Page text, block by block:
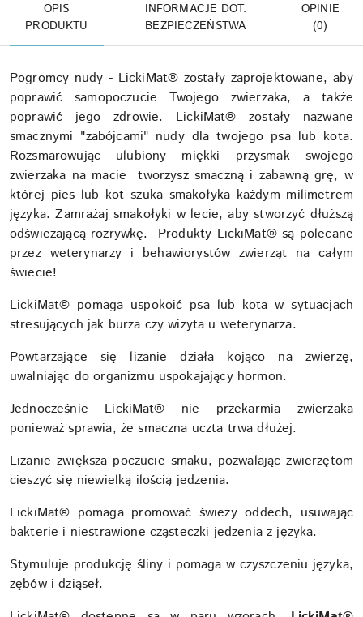
OPIS
PRODUKTU
INFORMACJE DOT.
BEZPIECZEŃSTWA
OPINIE
(0)
Pogromcy nudy - LickiMat® zostały zaprojektowane, aby
poprawić samopoczucie Twojego zwierzaka, a także
poprawić jego zdrowie. LickiMat® zostały nazwane
smacznymi "zabójcami" nudy dla twojego psa lub kota.
Rozsmarowując ulubiony miękki przysmak swojego
zwierzaka na macie tworzysz smaczną i zabawną grę, w
której pies lub kot szuka smakołyka każdym milimetrem
języka. Zamrażaj smakołyki w lecie, aby stworzyć dłuższą
odświeżającą rozrywkę. Produkty LickiMat® są polecane
przez weterynarzy i behawiorystów zwierząt na całym
świecie!
LickiMat® pomaga uspokoić psa lub kota w sytuacjach
stresujących jak burza czy wizyta u weterynarza.
Powtarzające się lizanie działa kojąco na zwierzę,
uwalniając do organizmu uspokajający hormon.
Jednocześnie LickiMat® nie przekarmia zwierzaka
ponieważ sprawia, że ​smaczna uczta trwa dłużej.
Lizanie zwiększa poczucie smaku, pozwalając zwierzętom
cieszyć się niewielką ilością jedzenia.
LickiMat® pomaga promować świeży oddech, usuwając
bakterie i niestrawione cząsteczki jedzenia z języka.
Stymuluje produkcję śliny i pomaga w czyszczeniu języka,
zębów i dziąseł.